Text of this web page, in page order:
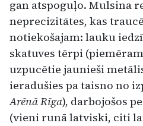
gan atspoguļo. Mulsina
neprecizitātes, kas
notiekošajam: lauku
skatuves tērpi
uzpucētie jaunieši
ieradušies pa taisno no
Arēnā Rīga), darbojošos
(vieni runā latviski, citi